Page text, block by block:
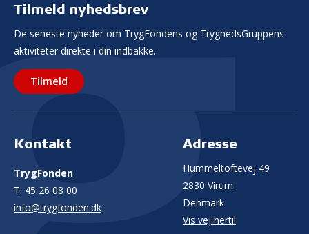
Tilmeld nyhedsbrev
De seneste nyheder om TrygFondens og TryghedsGruppens
aktiviteter direkte i din indbakke.
Tilmeld
Kontakt
TrygFonden
T: 45 26 08 00
info@trygfonden.dk
Adresse
Hummeltoftevej 49
2830 Virum
Denmark
Vis vej hertil